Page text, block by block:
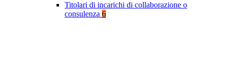
Titolari di incarichi di collaborazione o
consulenza 6